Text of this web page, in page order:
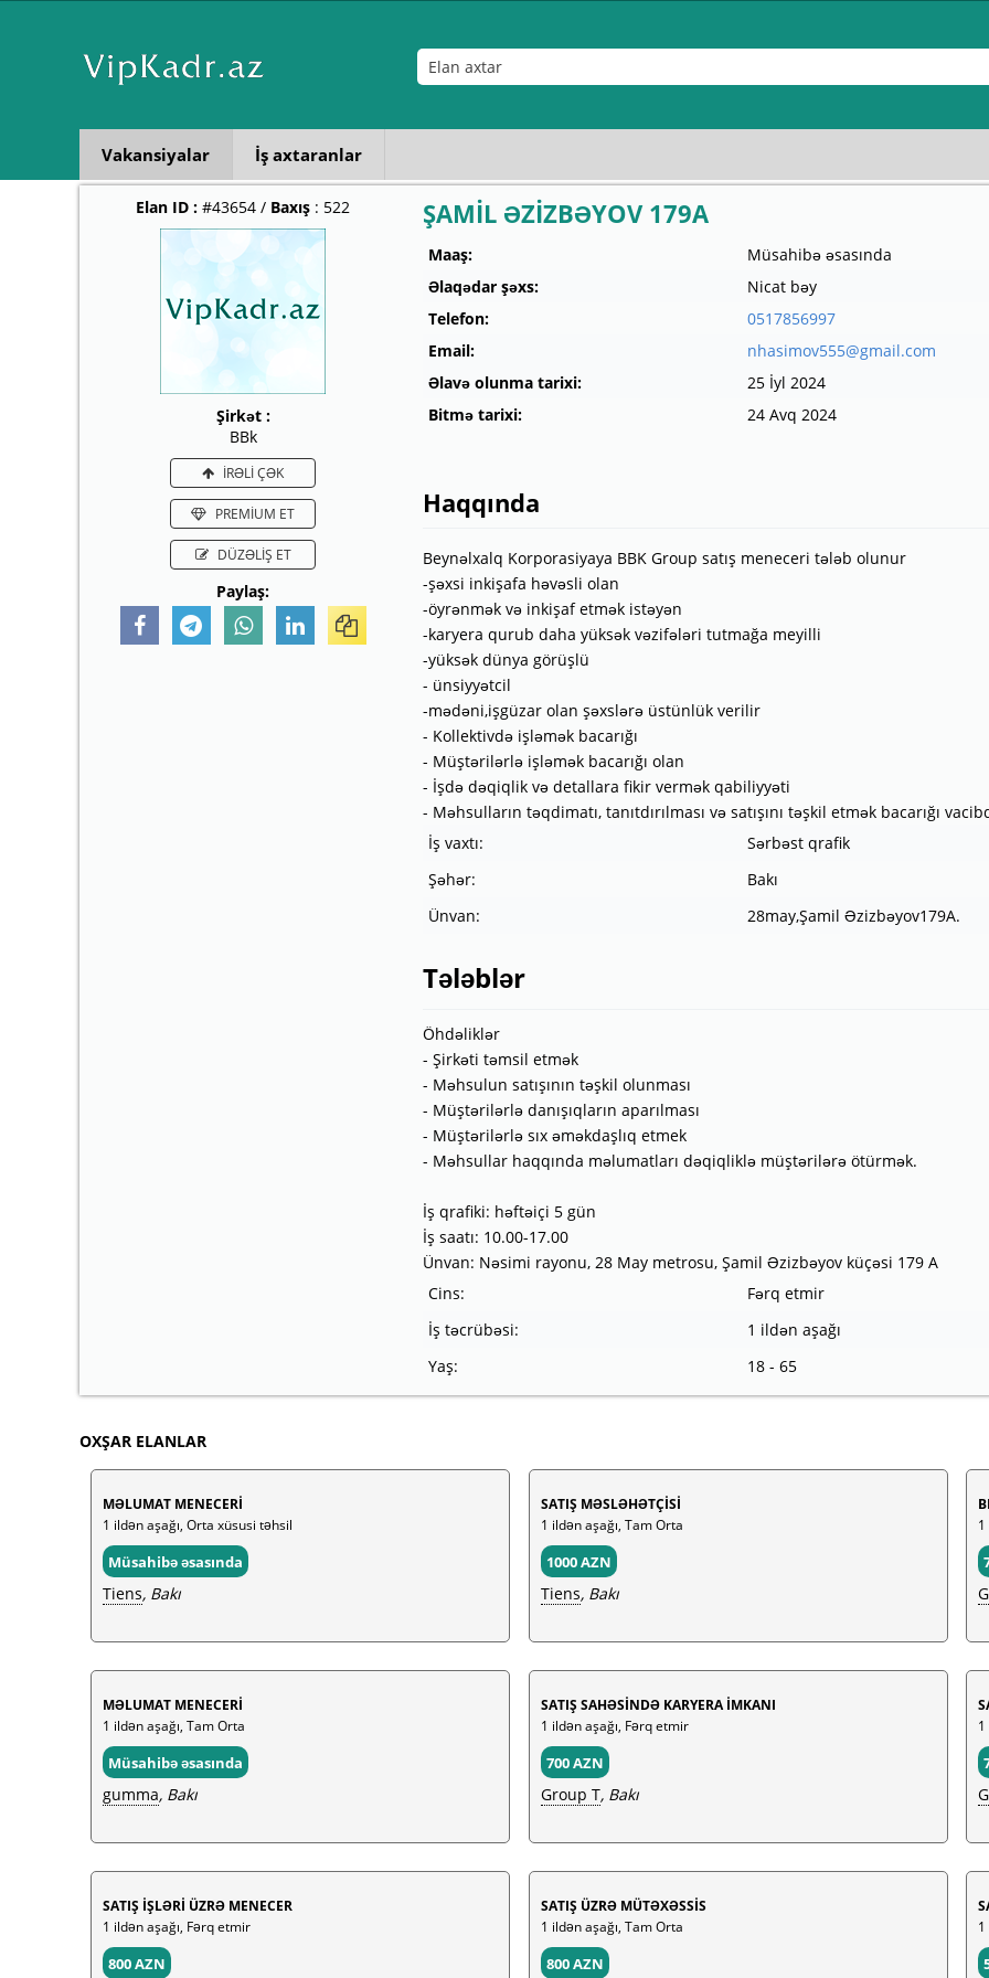
Vakansiyalar İş axtaranlar
Elan ID : #43654 / Baxış : 522
Şirkət :
BBk
İRƏLİ ÇƏK
PREMİUM ET
DÜZƏLİŞ ET
Paylaş:
ŞAMİL ƏZİZBƏYOV 179A
Maaş:
Müsahibə əsasında
Əlaqədar şəxs:
Nicat bəy
Telefon:
0517856997
Email:
nhasimov555@gmail.com
Əlavə olunma tarixi:
25 İyl 2024
Bitmə tarixi:
24 Avq 2024
Haqqında
Beynəlxalq Korporasiyaya BBK Group satış meneceri tələb olunur
-şəxsi inkişafa həvəsli olan
-öyrənmək və inkişaf etmək istəyən
-karyera qurub daha yüksək vəzifələri tutmağa meyilli
-yüksək dünya görüşlü
- ünsiyyətcil
-mədəni,işgüzar olan şəxslərə üstünlük verilir
- Kollektivdə işləmək bacarığı
- Müştərilərlə işləmək bacarığı olan
- İşdə dəqiqlik və detallara fikir vermək qabiliyyəti
- Məhsulların təqdimatı, tanıtdırılması və satışını təşkil etmək bacarığı
İş vaxtı:
Sərbəst qrafik
Şəhər:
Bakı
Ünvan:
28may,Şamil Əzizbəyov179A.
Tələblər
Öhdəliklər
- Şirkəti təmsil etmək
- Məhsulun satışının təşkil olunması
- Müştərilərlə danışıqların aparılması
- Müştərilərlə sıx əməkdaşlıq etmek
- Məhsullar haqqında məlumatları dəqiqliklə müştərilərə ötürmək.
İş qrafiki: həftəiçi 5 gün
İş saatı: 10.00-17.00
Ünvan: Nəsimi rayonu, 28 May metrosu, Şamil Əzizbəyov küçəsi 179 A
Cins:
Fərq etmir
İş təcrübəsi:
1 ildən aşağı
Yaş:
18 - 65
OXŞAR ELANLAR
MƏLUMAT MENECERİ
1 ildən aşağı, Orta xüsusi təhsil
Müsahibə əsasında
Tiens, Bakı
SATIŞ MƏSLƏHƏTÇİSİ
1 ildən aşağı, Tam Orta
1000 AZN
Tiens, Bakı
MƏLUMAT MENECERİ
1 ildən aşağı, Tam Orta
Müsahibə əsasında
gumma, Bakı
SATIŞ SAHƏSİNDƏ KARYERA İMKANI
1 ildən aşağı, Fərq etmir
700 AZN
Group T, Bakı
SATIŞ İŞLƏRİ ÜZRƏ MENECER
1 ildən aşağı, Fərq etmir
800 AZN
SATIŞ ÜZRƏ MÜTƏXƏSSİS
1 ildən aşağı, Tam Orta
800 AZN